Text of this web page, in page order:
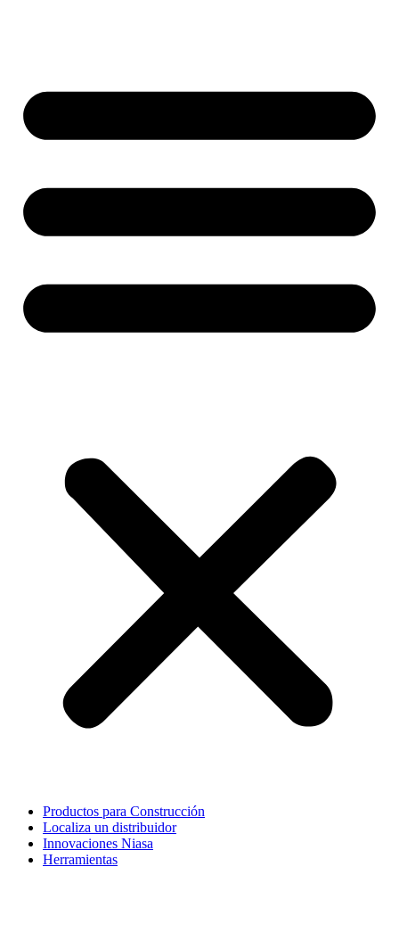
Productos para Construcción
Localiza un distribuidor
Innovaciones Niasa
Herramientas